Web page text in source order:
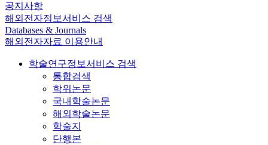
공지사항
해외전자정보서비스 검색
Databases & Journals
해외전자자료 이용안내
학술연구정보서비스 검색
통합검색
학위논문
국내학술논문
해외학술논문
학술지
단행본